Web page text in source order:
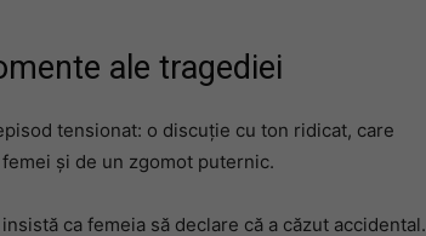
ale tragediei
tensionat: o discuție cu ton ridicat, care
și de un zgomot puternic.
ca femeia să declare că a căzut accidental.